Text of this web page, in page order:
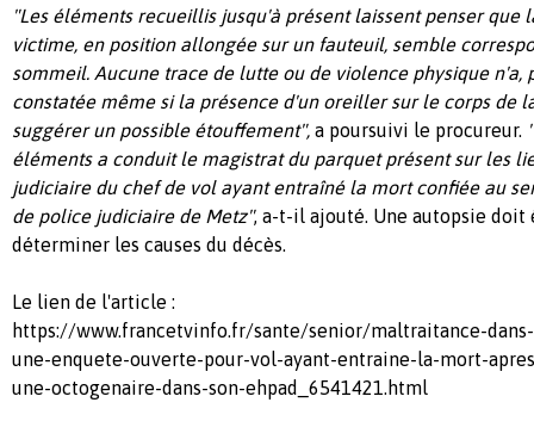
"Les éléments recueillis jusqu'à présent laissent penser que
victime, en position allongée sur un fauteuil, semble
sommeil. Aucune trace de lutte ou de violence physique n'a,
constatée même si la présence d'un oreiller sur le corps de
suggérer un possible étouffement", a poursuivi le procureur.
éléments a conduit le magistrat du parquet présent sur les
judiciaire du chef de vol ayant entraîné la mort confiée au
de police judiciaire de Metz", a-t-il ajouté. Une autopsie doit
déterminer les causes du décès.
Le lien de l'article :
https://www.francetvinfo.fr/sante/senior/maltraitance-
une-enquete-ouverte-pour-vol-ayant-entraine-la-mort-
une-octogenaire-dans-son-ehpad_6541421.html